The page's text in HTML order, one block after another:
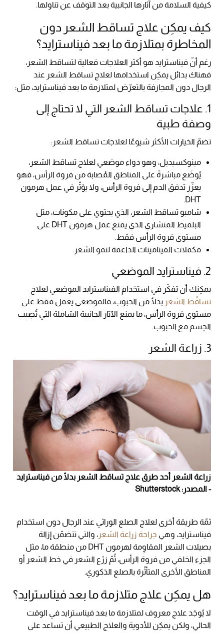
كيفية السلامة من آثارها الجانبية بعد التوقف عن تناولها.
كيف يمكِن علاج تساقط الشعر دون
المخاطرة بمتلازمة ما بعد فيناسترايد؟
رغم أنّ فيناسترايد هو أكثر العلاجات فعالية لتساقط الشعر،
فهناك بدائل يمكِن استخدامها لعلاج تساقط الشعر عند
الرجال دون المجازفة بالتعرّض لمتلازمة ما بعد فيناسترايد، مثل:
1. علاجات تساقط الشعر التي لا تحتاج إلى
وصفة طبية
تضمّ الخيارات الأكثر شيوعًا لعلاجات تساقط الشعر:
مينوكسيديل، وهو دواء موضعي لعلاج تساقط الشعر،
يُوضَع مباشرةً على المناطق المُصابة من فروة الرأس، فهو
يعزّز تدفق الدم إلى فروة الرأس، ولا يؤثّر في عمل هرمون
DHT.
شامبو تساقط الشعر، الذي يحتوي على مكونات، مثل
البلميط المنشاري الذي يمنع عمل هرمون DHT على
مستوى فروة الرأس فقط.
مكملات الفيتامينات الداعمة لنمو الشعر.
2. فيناسترايد الموضعي
يمكِنك أن تفكّر في استخدام الفيناسترايد الموضعي لعلاج
تساقُط الشعر بدلًا من الحبوب، فالموضعي يعمل فقط على
مستوى فروة الرأس، ما يمنع الآثار الجانبية الشاملة التي تُصِيب
الجسم مع الحبوب.
3. زراعة الشعر
زراعة الشعر أحد طرق علاج تساقط الشعر بدلًا من فيناسترايد
- المصدر: Shutterstock
ثمّة طريقة أخرى لعلاج الصلع الوراثي عند الرجال دون استخدام
فيناسترايد، وهي جراحة زراعة الشعر ، والتي تتضمّن إزالة
بصيلات الشعر المقاوِمة لهرمون DHT من منطقة ما، مثل
الجزء الخلفي من فروة الرأس، ثُمّ زرْع الشعر في خط الشعر أو
المناطق الأخرى المتأثّرة بالصلع الذكوري.
هل يمكِن علاج متلازمة ما بعد فيناسترايد؟
لا يُوجَد علاج معروف لمتلازمة ما بعد فيناسترايد في الوقت
الحالي، ولكن يمكِن للأدوية والعلاج الطبيعي أن تساعد على